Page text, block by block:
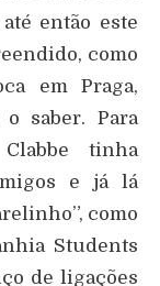
então este
como
em Praga,
saber. Para
tinha
e já lá
como
Students
de ligações